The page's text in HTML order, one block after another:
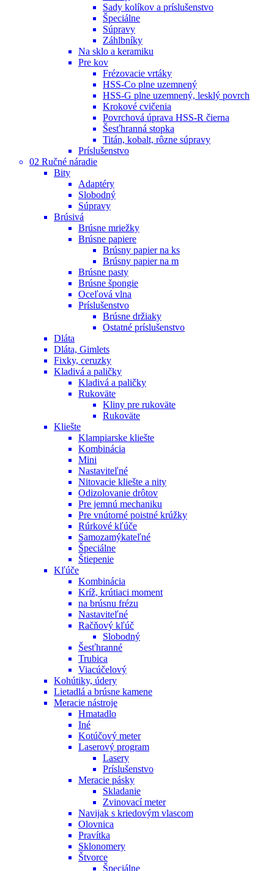
Sady kolíkov a príslušenstvo
Špeciálne
Súpravy
Záhlbníky
Na sklo a keramiku
Pre kov
Frézovacie vrtáky
HSS-Co plne uzemnený
HSS-G plne uzemnený, lesklý povrch
Krokové cvičenia
Povrchová úprava HSS-R čierna
Šesťhranná stopka
Titán, kobalt, rôzne súpravy
Príslušenstvo
02 Ručné náradie
Bity
Adaptéry
Slobodný
Súpravy
Brúsivá
Brúsne mriežky
Brúsne papiere
Brúsny papier na ks
Brúsny papier na m
Brúsne pasty
Brúsne špongie
Oceľová vlna
Príslušenstvo
Brúsne držiaky
Ostatné príslušenstvo
Dláta
Dláta, Gimlets
Fixky, ceruzky
Kladivá a paličky
Kladivá a paličky
Rukoväte
Kliny pre rukoväte
Rukoväte
Kliešte
Klampiarske kliešte
Kombinácia
Mini
Nastaviteľné
Nitovacie kliešte a nity
Odizolovanie drôtov
Pre jemnú mechaniku
Pre vnútorné poistné krúžky
Rúrkové kľúče
Samozamýkateľné
Špeciálne
Štiepenie
Kľúče
Kombinácia
Kríž, krútiaci moment
na brúsnu frézu
Nastaviteľné
Račňový kľúč
Slobodný
Šesťhranné
Trubica
Viacúčelový
Kohútiky, údery
Lietadlá a brúsne kamene
Meracie nástroje
Hmatadlo
Iné
Kotúčový meter
Laserový program
Lasery
Príslušenstvo
Meracie pásky
Skladanie
Zvinovací meter
Navijak s kriedovým vlascom
Olovnica
Pravítka
Sklonomery
Štvorce
Špeciálne